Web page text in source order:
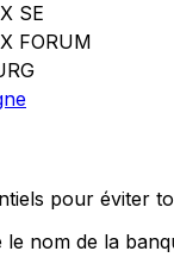
SE
FORUM
pour éviter
le nom de la